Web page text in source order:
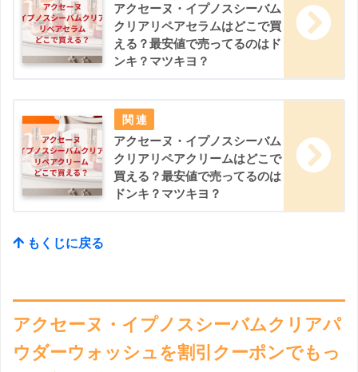
アクセーヌ・イプノスシーバム
クリアリペアセラムはどこで買
える？最安値で売ってるのはド
ンキ？マツキヨ？
アクセーヌ・イプノスシーバム
クリアリペアクリームはどこで
買える？最安値で売ってるのは
ドンキ？マツキヨ？
もくじに戻る
アクセーヌ・イプノスシーバムクリアパ
ウダーウォッシュを割引クーポンでもっ